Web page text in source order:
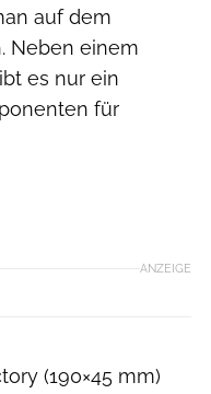
auf dem
Neben einem
es nur ein
für
ANZEIGE
(190×45 mm)